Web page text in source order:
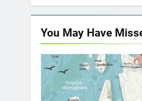
You May Have